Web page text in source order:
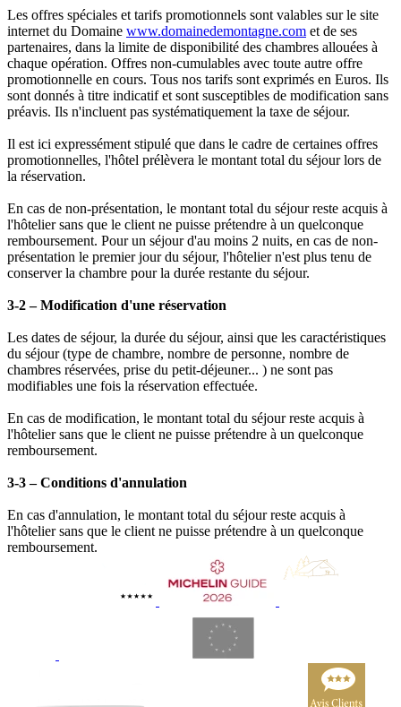
Les offres spéciales et tarifs promotionnels sont valables sur le site
internet du Domaine www.domainedemontagne.com et de ses
partenaires, dans la limite de disponibilité des chambres allouées à
chaque opération. Offres non-cumulables avec toute autre offre
promotionnelle en cours. Tous nos tarifs sont exprimés en Euros. Ils
sont donnés à titre indicatif et sont susceptibles de modification sans
préavis. Ils n'incluent pas systématiquement la taxe de séjour.
Il est ici expressément stipulé que dans le cadre de certaines offres
promotionnelles, l'hôtel prélèvera le montant total du séjour lors de
la réservation.
En cas de non-présentation, le montant total du séjour reste acquis à
l'hôtelier sans que le client ne puisse prétendre à un quelconque
remboursement. Pour un séjour d'au moins 2 nuits, en cas de non-
présentation le premier jour du séjour, l'hôtelier n'est plus tenu de
conserver la chambre pour la durée restante du séjour.
3-2 – Modification d'une réservation
Les dates de séjour, la durée du séjour, ainsi que les caractéristiques
du séjour (type de chambre, nombre de personne, nombre de
chambres réservées, prise du petit-déjeuner... ) ne sont pas
modifiables une fois la réservation effectuée.
En cas de modification, le montant total du séjour reste acquis à
l'hôtelier sans que le client ne puisse prétendre à un quelconque
remboursement.
3-3 – Conditions d'annulation
En cas d'annulation, le montant total du séjour reste acquis à
l'hôtelier sans que le client ne puisse prétendre à un quelconque
remboursement.